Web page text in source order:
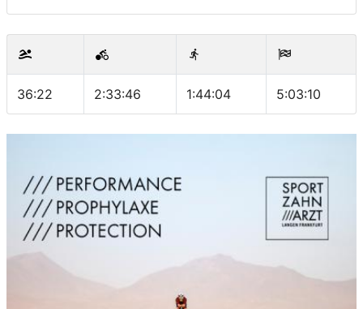
36:22 2:33:46 1:44:04 5:03:10